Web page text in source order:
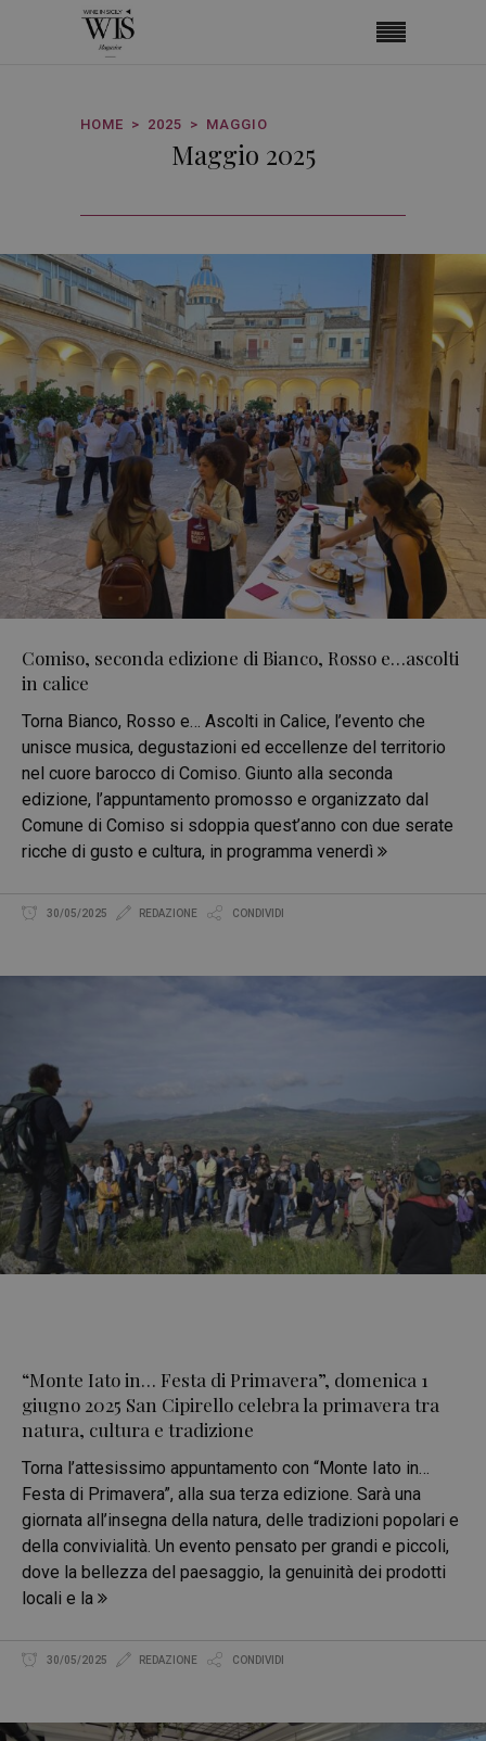
HOME 2025 MAGGIO
Maggio 2025
Comiso, seconda edizione di Bianco, Rosso e…ascolti
in calice
Torna Bianco, Rosso e… Ascolti in Calice, l’evento che
unisce musica, degustazioni ed eccellenze del territorio
nel cuore barocco di Comiso. Giunto alla seconda
edizione, l’appuntamento promosso e organizzato dal
Comune di Comiso si sdoppia quest’anno con due serate
ricche di gusto e cultura, in programma venerdì
30/05/2025 REDAZIONE CONDIVIDI
“Monte Iato in… Festa di Primavera”, domenica 1
giugno 2025 San Cipirello celebra la primavera tra
natura, cultura e tradizione
Torna l’attesissimo appuntamento con “Monte Iato in…
Festa di Primavera”, alla sua terza edizione. Sarà una
giornata all’insegna della natura, delle tradizioni popolari e
della convivialità. Un evento pensato per grandi e piccoli,
dove la bellezza del paesaggio, la genuinità dei prodotti
locali e la
30/05/2025 REDAZIONE CONDIVIDI